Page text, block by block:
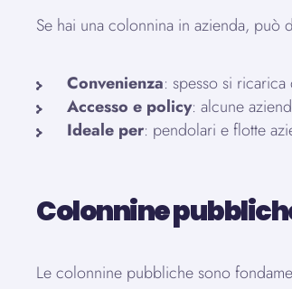
Se hai una colonnina in azienda, può
Convenienza: spesso si
Accesso e policy: alcune
Ideale per: pendolari e flotte
Colonnine
Le colonnine pubbliche sono